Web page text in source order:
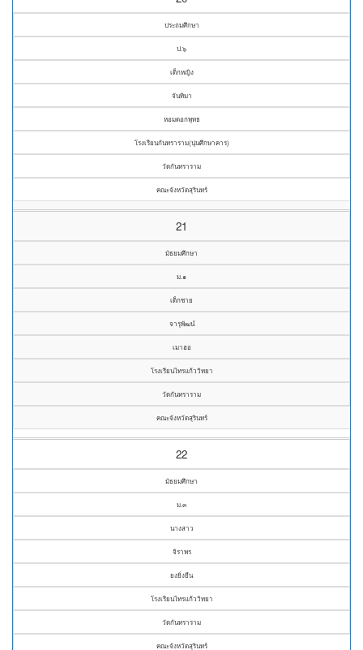
ประถมศึกษา
ป.๖
เด็กหญิง
จันทิมา
หอมดอกพุทธ
โรงเรียนกันทราราม(นุ่นศึกษาคาร)
วัดกันทราราม
คณะจังหวัดสุรินทร์
21
มัธยมศึกษา
ม.๑
เด็กชาย
จารุพัฒน์
เมาฮอ
โรงเรียนไทรแก้ววิทยา
วัดกันทราราม
คณะจังหวัดสุรินทร์
22
มัธยมศึกษา
ม.๓
นางสาว
จิราพร
ยงยิ่งยืน
โรงเรียนไทรแก้ววิทยา
วัดกันทราราม
คณะจังหวัดสุรินทร์